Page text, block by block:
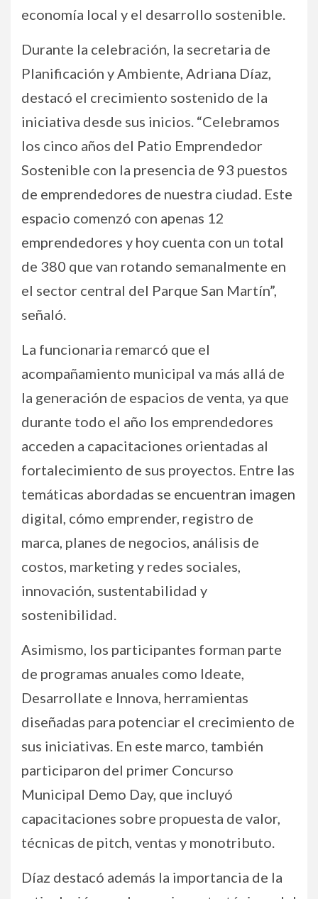
economía local y el desarrollo sostenible.
Durante la celebración, la secretaria de
Planificación y Ambiente, Adriana Díaz,
destacó el crecimiento sostenido de la
iniciativa desde sus inicios. “Celebramos
los cinco años del Patio Emprendedor
Sostenible con la presencia de 93 puestos
de emprendedores de nuestra ciudad. Este
espacio comenzó con apenas 12
emprendedores y hoy cuenta con un total
de 380 que van rotando semanalmente en
el sector central del Parque San Martín”,
señaló.
La funcionaria remarcó que el
acompañamiento municipal va más allá de
la generación de espacios de venta, ya que
durante todo el año los emprendedores
acceden a capacitaciones orientadas al
fortalecimiento de sus proyectos. Entre las
temáticas abordadas se encuentran imagen
digital, cómo emprender, registro de
marca, planes de negocios, análisis de
costos, marketing y redes sociales,
innovación, sustentabilidad y
sostenibilidad.
Asimismo, los participantes forman parte
de programas anuales como Ideate,
Desarrollate e Innova, herramientas
diseñadas para potenciar el crecimiento de
sus iniciativas. En este marco, también
participaron del primer Concurso
Municipal Demo Day, que incluyó
capacitaciones sobre propuesta de valor,
técnicas de pitch, ventas y monotributo.
Díaz destacó además la importancia de la